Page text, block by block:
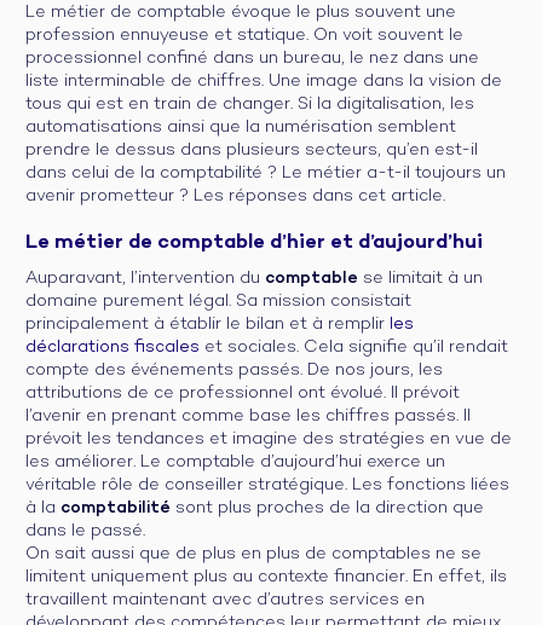
Le métier de comptable évoque le plus souvent une
profession ennuyeuse et statique. On voit souvent le
processionnel confiné dans un bureau, le nez dans une
liste interminable de chiffres. Une image dans la vision de
tous qui est en train de changer. Si la digitalisation, les
automatisations ainsi que la numérisation semblent
prendre le dessus dans plusieurs secteurs, qu’en est-il
dans celui de la comptabilité ? Le métier a-t-il toujours un
avenir prometteur ? Les réponses dans cet article.
Le métier de comptable d’hier et d’aujourd’hui
Auparavant, l’intervention du comptable se limitait à un
domaine purement légal. Sa mission consistait
principalement à établir le bilan et à remplir les
déclarations fiscales et sociales. Cela signifie qu’il rendait
compte des événements passés. De nos jours, les
attributions de ce professionnel ont évolué. Il prévoit
l’avenir en prenant comme base les chiffres passés. Il
prévoit les tendances et imagine des stratégies en vue de
les améliorer. Le comptable d’aujourd’hui exerce un
véritable rôle de conseiller stratégique. Les fonctions liées
à la comptabilité sont plus proches de la direction que
dans le passé.
On sait aussi que de plus en plus de comptables ne se
limitent uniquement plus au contexte financier. En effet, ils
travaillent maintenant avec d’autres services en